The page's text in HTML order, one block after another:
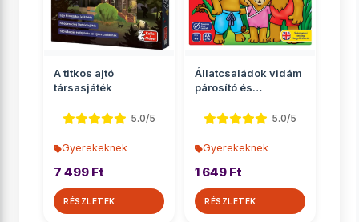
A titkos ajtó
társasjáték
5.0/5
Gyerekeknek
7 499 Ft
RÉSZLETEK
Állatcsaládok vidám
párosító és
5.0/5
Gyerekeknek
1 649 Ft
RÉSZLETEK